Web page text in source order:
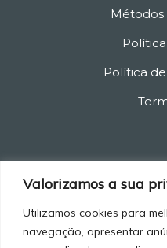
Valorizamos a sua
Utilizamos cookies para
navegação, apresentar
Política
© 2021-2025